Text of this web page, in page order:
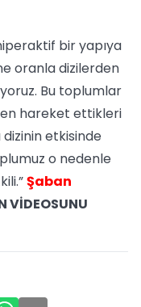
bir yapıya
oranla dizilerden
Bu toplumlar
hareket ettikleri
etkisinde
o nedenle
Şaban
VİDEOSUNU